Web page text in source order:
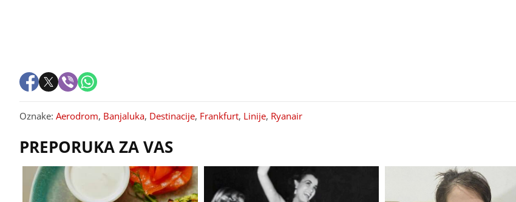
Oznake: Aerodrom, Banjaluka, Destinacije, Frankfurt, Linije, Ryanair
PREPORUKA ZA VAS